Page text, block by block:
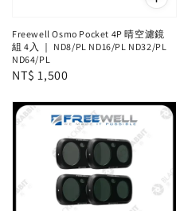
Freewell Osmo Pocket 4P 晴空濾鏡
組 4入 ｜ ND8/PL ND16/PL ND32/PL
ND64/PL
Regular
NT$ 1,500